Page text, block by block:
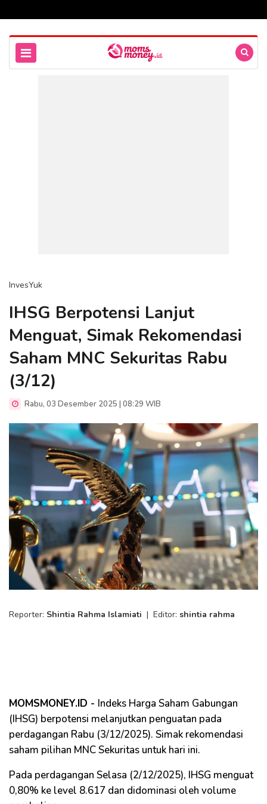
InvesYuk
IHSG Berpotensi Lanjut
Menguat, Simak Rekomendasi
Saham MNC Sekuritas Rabu
(3/12)
Rabu, 03 Desember 2025 | 08:29 WIB
Reporter: Shintia Rahma Islamiati | Editor: shintia rahma
MOMSMONEY.ID - Indeks Harga Saham Gabungan
(IHSG) berpotensi melanjutkan penguatan pada
perdagangan Rabu (3/12/2025). Simak rekomendasi
saham pilihan MNC Sekuritas untuk hari ini.
Pada perdagangan Selasa (2/12/2025), IHSG menguat
0,80% ke level 8.617 dan didominasi oleh volume